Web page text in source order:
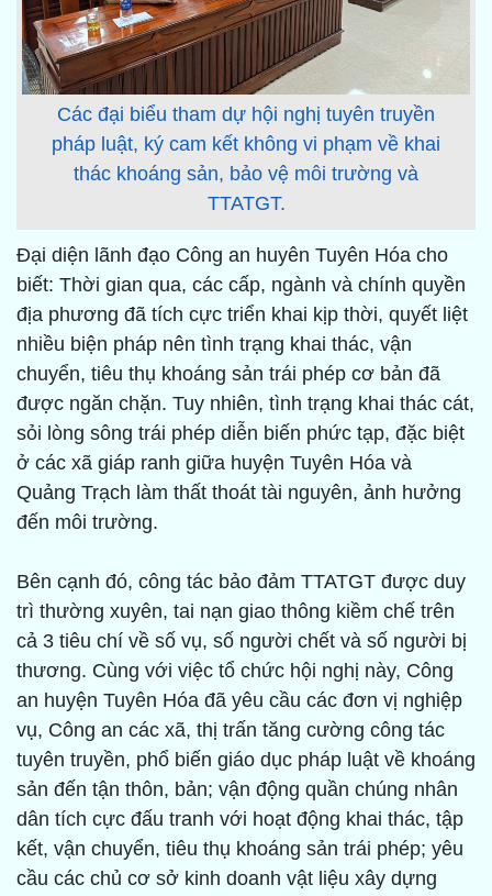
Các đại biểu tham dự hội nghị tuyên truyền
pháp luật, ký cam kết không vi phạm về khai
thác khoáng sản, bảo vệ môi trường và
TTATGT.
Đại diện lãnh đạo Công an huyên Tuyên Hóa cho
biết: Thời gian qua, các cấp, ngành và chính quyền
địa phương đã tích cực triển khai kịp thời, quyết liệt
nhiều biện pháp nên tình trạng khai thác, vận
chuyển, tiêu thụ khoáng sản trái phép cơ bản đã
được ngăn chặn. Tuy nhiên, tình trạng khai thác cát,
sỏi lòng sông trái phép diễn biến phức tạp, đặc biệt
ở các xã giáp ranh giữa huyện Tuyên Hóa và
Quảng Trạch làm thất thoát tài nguyên, ảnh hưởng
đến môi trường.
Bên cạnh đó, công tác bảo đảm TTATGT được duy
trì thường xuyên, tai nạn giao thông kiềm chế trên
cả 3 tiêu chí về số vụ, số người chết và số người bị
thương. Cùng với việc tổ chức hội nghị này, Công
an huyện Tuyên Hóa đã yêu cầu các đơn vị nghiệp
vụ, Công an các xã, thị trấn tăng cường công tác
tuyên truyền, phổ biến giáo dục pháp luật về khoáng
sản đến tận thôn, bản; vận động quần chúng nhân
dân tích cực đấu tranh với hoạt động khai thác, tập
kết, vận chuyển, tiêu thụ khoáng sản trái phép; yêu
cầu các chủ cơ sở kinh doanh vật liệu xây dựng